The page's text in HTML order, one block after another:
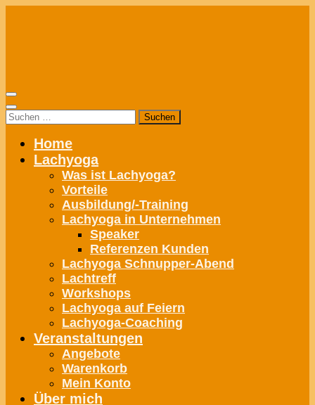
Suchen
nach:
Home
Lachyoga
Was ist Lachyoga?
Vorteile
Ausbildung/-Training
Lachyoga in Unternehmen
Speaker
Referenzen Kunden
Lachyoga Schnupper-Abend
Lachtreff
Workshops
Lachyoga auf Feiern
Lachyoga-Coaching
Veranstaltungen
Angebote
Warenkorb
Mein Konto
Über mich